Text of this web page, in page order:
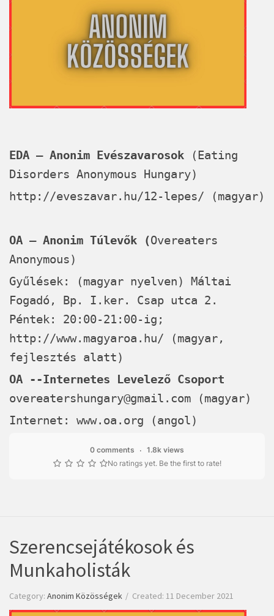
EDA – Anonim Evészavarosok (Eating
Disorders Anonymous Hungary)
http://eveszavar.hu/12-lepes/ (magyar)
OA – Anonim Túlevők (Overeaters
Anonymous)
Gyűlések: (magyar nyelven) Máltai
Fogadó, Bp. I.ker. Csap utca 2.
Péntek: 20:00-21:00-ig;
http://www.magyaroa.hu/ (magyar,
fejlesztés alatt)
OA --Internetes Levelező Csoport
overeatershungary@gmail.com (magyar)
Internet: www.oa.org (angol)
0 comments
1.8k views
No ratings yet. Be the first to rate!
Szerencsejátékosok és
Munkaholisták
Category: Anonim Közösségek Created: 11 December 2021